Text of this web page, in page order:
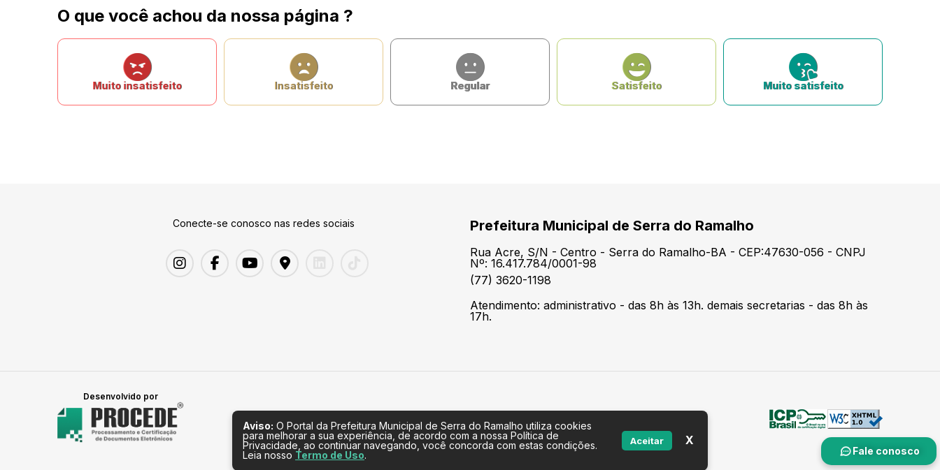
Fale conosco
O que você achou da nossa página ?
Muito insatisfeito Insatisfeito Regular Satisfeito Muito satisfeito
Conecte-se conosco nas redes sociais Prefeitura Municipal de Serra do Ramalho
Rua Acre, S/N - Centro - Serra do Ramalho-BA - CEP:47630-056 - CNPJ
Nº: 16.417.784/0001-98
(77) 3620-1198
Atendimento: administrativo - das 8h às 13h. demais secretarias - das 8h às
17h.
Desenvolvido por
Aviso: O Portal da Prefeitura Municipal de Serra do Ramalho utiliza cookies
para melhorar a sua experiência, de acordo com a nossa Política de
Privacidade, ao continuar navegando, você concorda com estas condições.
Leia nosso Termo de Uso.
Aceitar X